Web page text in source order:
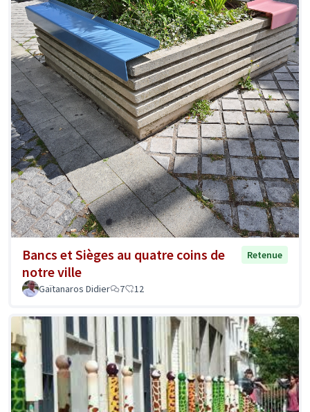
Bancs et Sièges au quatre coins de
notre ville
Retenue
Gaïtanaros Didier 7 12